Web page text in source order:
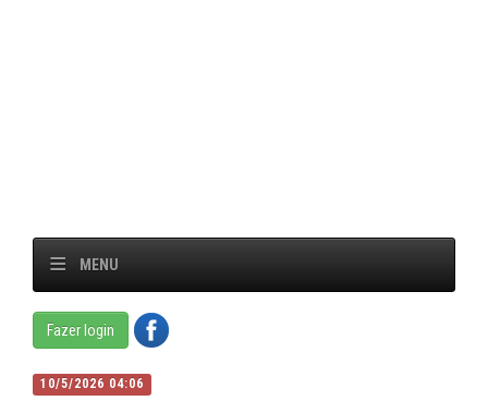
MENU
Fazer login
10/5/2026 04:06